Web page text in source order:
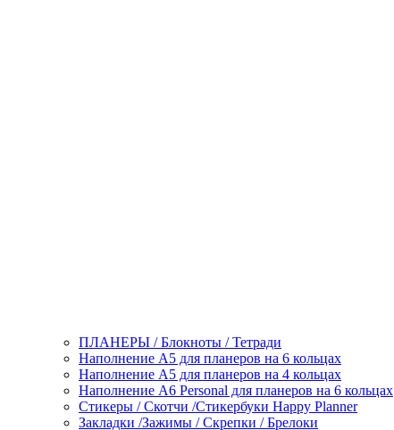
ПЛАНЕРЫ / Блокноты / Тетради
Наполнение А5 для планеров на 6 кольцах
Наполнение А5 для планеров на 4 кольцах
Наполнение А6 Personal для планеров на 6 кольцах
Стикеры / Скотчи /Стикербуки Happy Planner
Закладки /Зажимы / Скрепки / Брелоки